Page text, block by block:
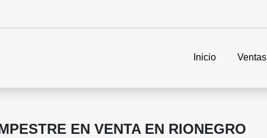
Inicio Ventas
EN VENTA EN RIONEGRO